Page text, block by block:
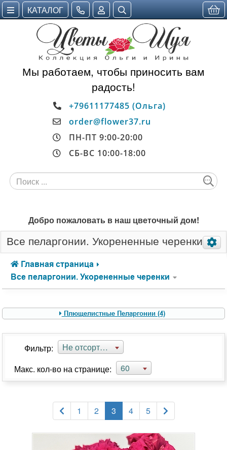
КАТАЛОГ
Мы работаем, чтобы приносить вам
радость!
+79611177485 (Ольга)
order@flower37.ru
ПН-ПТ 9:00-20:00
СБ-ВС 10:00-18:00
Добро пожаловать в наш цветочный дом!
Все пеларгонии. Укорененные черенки
Главная страница
Все пеларгонии. Укорененные черенки
Плющелистные Пеларгонии (4)
Фильтр:
Не отсортировано
Макс. кол-во на странице:
60
1 2 3 4 5